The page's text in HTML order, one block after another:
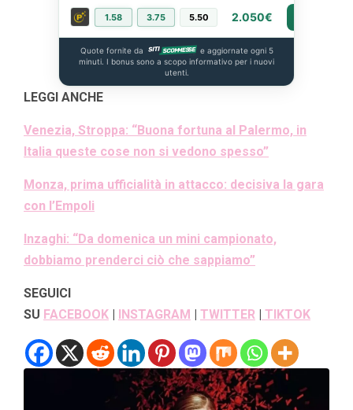
1.58 3.75 5.50 2.050€
Quote fornite da
e aggiornate ogni 5
minuti. I bonus sono a scopo informativo per i nuovi
utenti.
LEGGI ANCHE
Venezia, Stroppa: “Buona fortuna al Palermo, in
Italia queste cose non si vedono spesso”
Monza, prima ufficialità in attacco: decisiva la gara
con l’Empoli
Inzaghi: “Da domenica un mini campionato,
dobbiamo prenderci ciò che sappiamo”
SEGUICI
SU FACEBOOK INSTAGRAM TWITTER TIKTOK